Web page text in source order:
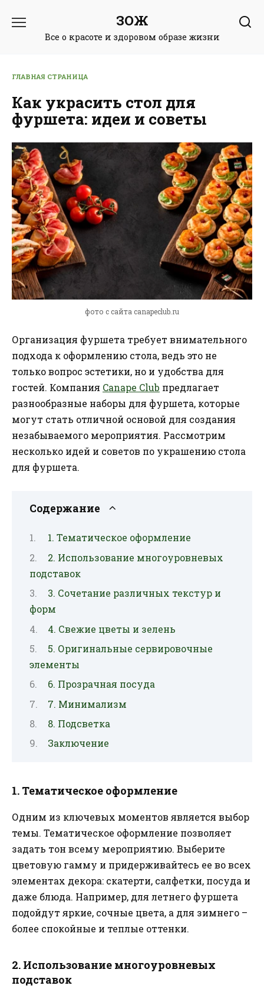
содержанию
ЗОЖ
Все о красоте и здоровом образе жизни
ГЛАВНАЯ СТРАНИЦА
Как украсить стол для
фуршета: идеи и советы
фото с сайта canapeclub.ru
Организация фуршета требует внимательного
подхода к оформлению стола, ведь это не
только вопрос эстетики, но и удобства для
гостей. Компания Canape Club предлагает
разнообразные наборы для фуршета, которые
могут стать отличной основой для создания
незабываемого мероприятия. Рассмотрим
несколько идей и советов по украшению стола
для фуршета.
Содержание
1. Тематическое оформление
2. Использование многоуровневых
подставок
3. Сочетание различных текстур и
форм
4. Свежие цветы и зелень
5. Оригинальные сервировочные
элементы
6. Прозрачная посуда
7. Минимализм
8. Подсветка
Заключение
1. Тематическое оформление
Одним из ключевых моментов является выбор
темы. Тематическое оформление позволяет
задать тон всему мероприятию. Выберите
цветовую гамму и придерживайтесь ее во всех
элементах декора: скатерти, салфетки, посуда и
даже блюда. Например, для летнего фуршета
подойдут яркие, сочные цвета, а для зимнего –
более спокойные и теплые оттенки.
2. Использование многоуровневых
подставок